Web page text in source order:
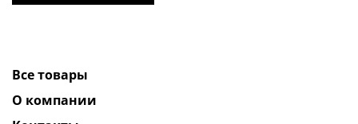
Все товары
О компании